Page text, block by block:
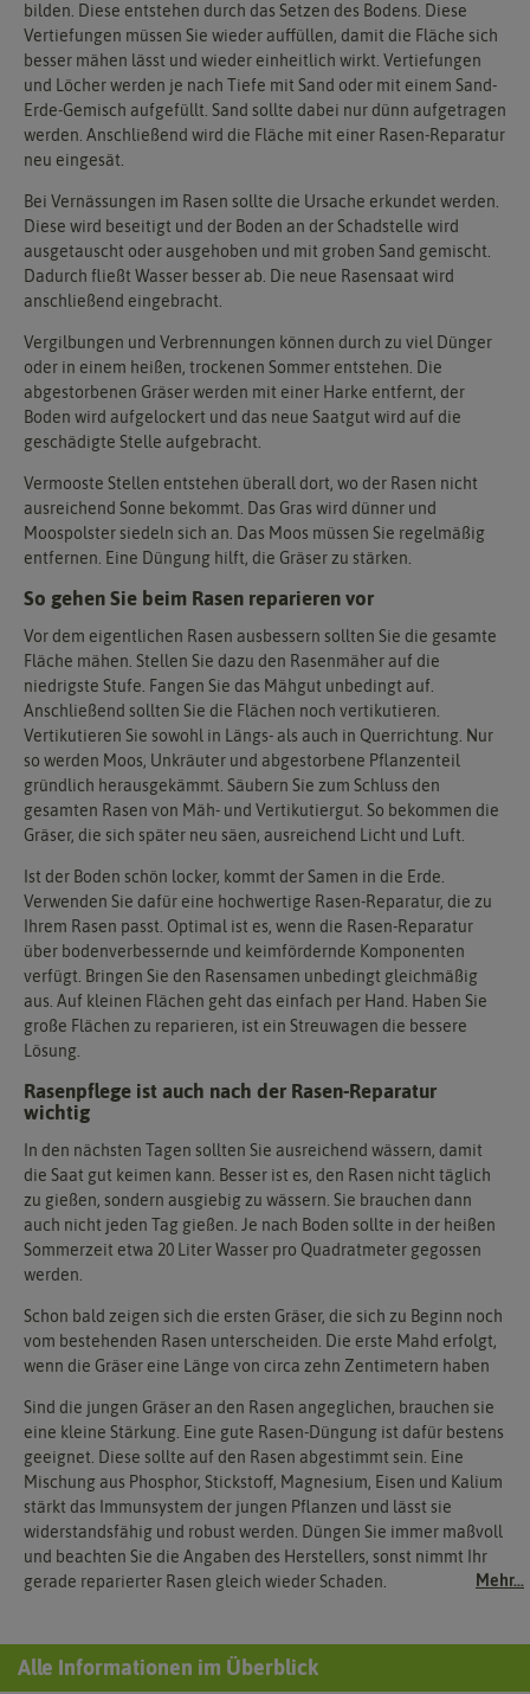
Mehr...
bilden. Diese entstehen durch das Setzen des Bodens. Diese
Vertiefungen müssen Sie wieder auffüllen, damit die Fläche sich
besser mähen lässt und wieder einheitlich wirkt. Vertiefungen
und Löcher werden je nach Tiefe mit Sand oder mit einem Sand-
Erde-Gemisch aufgefüllt. Sand sollte dabei nur dünn aufgetragen
werden. Anschließend wird die Fläche mit einer Rasen-Reparatur
neu eingesät.
Bei Vernässungen im Rasen sollte die Ursache erkundet werden.
Diese wird beseitigt und der Boden an der Schadstelle wird
ausgetauscht oder ausgehoben und mit groben Sand gemischt.
Dadurch fließt Wasser besser ab. Die neue Rasensaat wird
anschließend eingebracht.
Vergilbungen und Verbrennungen können durch zu viel Dünger
oder in einem heißen, trockenen Sommer entstehen. Die
abgestorbenen Gräser werden mit einer Harke entfernt, der
Boden wird aufgelockert und das neue Saatgut wird auf die
geschädigte Stelle aufgebracht.
Vermooste Stellen entstehen überall dort, wo der Rasen nicht
ausreichend Sonne bekommt. Das Gras wird dünner und
Moospolster siedeln sich an. Das Moos müssen Sie regelmäßig
entfernen. Eine Düngung hilft, die Gräser zu stärken.
So gehen Sie beim Rasen reparieren vor
Vor dem eigentlichen Rasen ausbessern sollten Sie die gesamte
Fläche mähen. Stellen Sie dazu den Rasenmäher auf die
niedrigste Stufe. Fangen Sie das Mähgut unbedingt auf.
Anschließend sollten Sie die Flächen noch vertikutieren.
Vertikutieren Sie sowohl in Längs- als auch in Querrichtung. Nur
so werden Moos, Unkräuter und abgestorbene Pflanzenteil
gründlich herausgekämmt. Säubern Sie zum Schluss den
gesamten Rasen von Mäh- und Vertikutiergut. So bekommen die
Gräser, die sich später neu säen, ausreichend Licht und Luft.
Ist der Boden schön locker, kommt der Samen in die Erde.
Verwenden Sie dafür eine hochwertige Rasen-Reparatur, die zu
Ihrem Rasen passt. Optimal ist es, wenn die Rasen-Reparatur
über bodenverbessernde und keimfördernde Komponenten
verfügt. Bringen Sie den Rasensamen unbedingt gleichmäßig
aus. Auf kleinen Flächen geht das einfach per Hand. Haben Sie
große Flächen zu reparieren, ist ein Streuwagen die bessere
Lösung.
Rasenpflege ist auch nach der Rasen-Reparatur
wichtig
In den nächsten Tagen sollten Sie ausreichend wässern, damit
die Saat gut keimen kann. Besser ist es, den Rasen nicht täglich
zu gießen, sondern ausgiebig zu wässern. Sie brauchen dann
auch nicht jeden Tag gießen. Je nach Boden sollte in der heißen
Sommerzeit etwa 20 Liter Wasser pro Quadratmeter gegossen
werden.
Schon bald zeigen sich die ersten Gräser, die sich zu Beginn noch
vom bestehenden Rasen unterscheiden. Die erste Mahd erfolgt,
wenn die Gräser eine Länge von circa zehn Zentimetern haben
Sind die jungen Gräser an den Rasen angeglichen, brauchen sie
eine kleine Stärkung. Eine gute Rasen-Düngung ist dafür bestens
geeignet. Diese sollte auf den Rasen abgestimmt sein. Eine
Mischung aus Phosphor, Stickstoff, Magnesium, Eisen und Kalium
stärkt das Immunsystem der jungen Pflanzen und lässt sie
widerstandsfähig und robust werden. Düngen Sie immer maßvoll
und beachten Sie die Angaben des Herstellers, sonst nimmt Ihr
gerade reparierter Rasen gleich wieder Schaden.
Alle Informationen im Überblick